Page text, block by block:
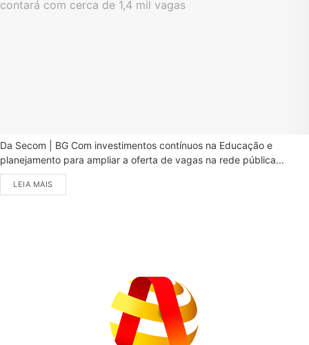
Da Secom | BG Com investimentos contínuos na Educação e
planejamento para ampliar a oferta de vagas na rede pública...
LEIA MAIS